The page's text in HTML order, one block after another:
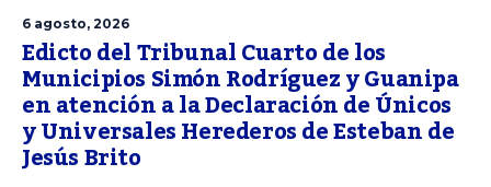
6 agosto, 2026
Edicto del Tribunal Cuarto de los
Municipios Simón Rodríguez y Guanipa
en atención a la Declaración de Únicos
y Universales Herederos de Esteban de
Jesús Brito